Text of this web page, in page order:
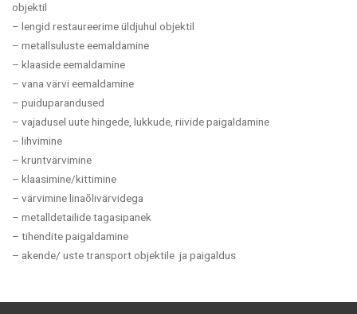
objektil
– lengid restaureerime üldjuhul objektil
– metallsuluste eemaldamine
– klaaside eemaldamine
– vana värvi eemaldamine
– puiduparandused
– vajadusel uute hingede, lukkude, riivide paigaldamine
– lihvimine
– kruntvärvimine
– klaasimine/kittimine
– värvimine linaõlivärvidega
– metalldetailide tagasipanek
– tihendite paigaldamine
– akende/ uste transport objektile ja paigaldus